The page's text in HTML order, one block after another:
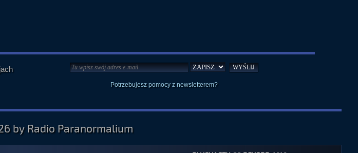
Potrzebujesz pomocy z newsletterem?
by Radio Paranormalium